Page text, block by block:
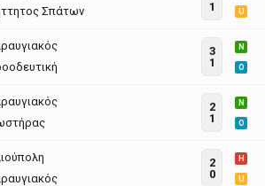
Σπάτων
1
U
3
1
N
O
2
1
N
O
2
0
H
U